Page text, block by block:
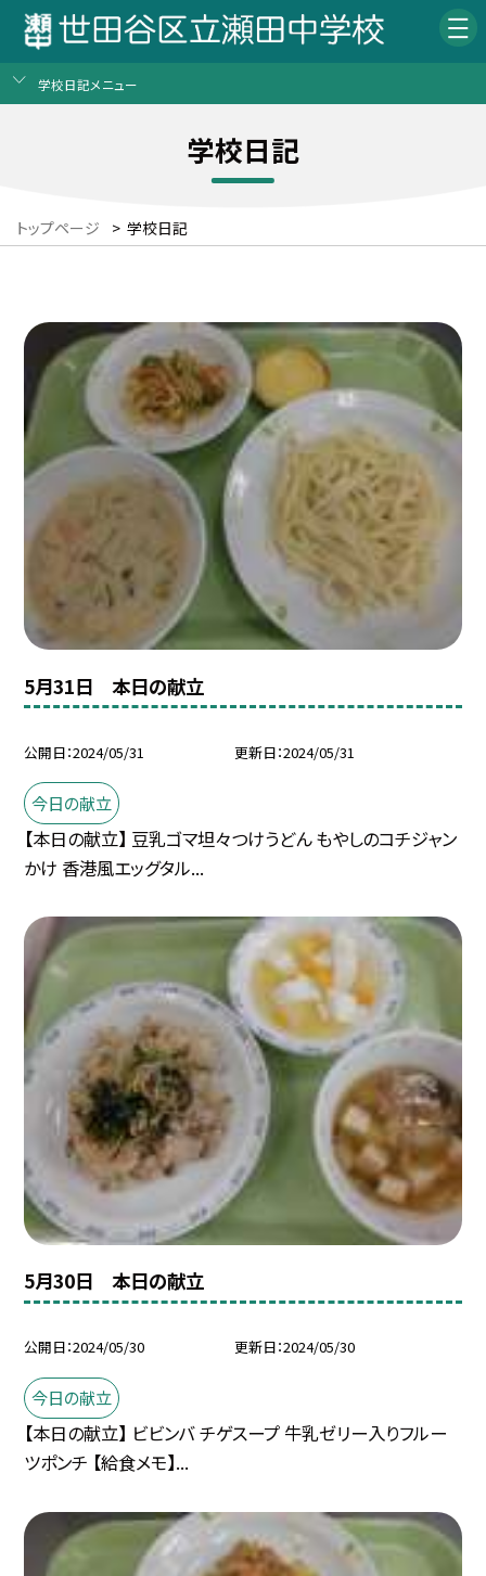
学校日記メニュー
学校日記
トップページ > 学校日記
5月31日 本日の献立
公開日 2024/05/31 更新日 2024/05/31
今日の献立
【本日の献立】 豆乳ゴマ坦々つけうどん もやしのコチジャン
かけ 香港風エッグタル...
5月30日 本日の献立
公開日 2024/05/30 更新日 2024/05/30
今日の献立
【本日の献立】 ビビンバ チゲスープ 牛乳ゼリー入りフルー
ツポンチ 【給食メモ】...